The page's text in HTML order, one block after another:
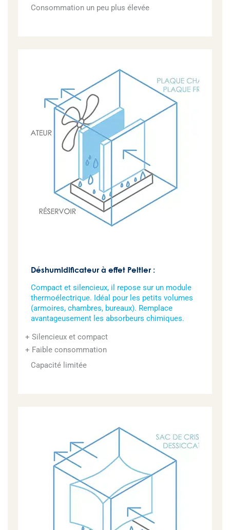
Consommation un peu plus élevée
Déshumidificateur à effet Peltier :
Compact et silencieux, il repose sur un module
thermoélectrique. Idéal pour les petits volumes
(armoires, chambres, bureaux). Remplace
avantageusement les absorbeurs chimiques.
Silencieux et compact
Faible consommation
Capacité limitée